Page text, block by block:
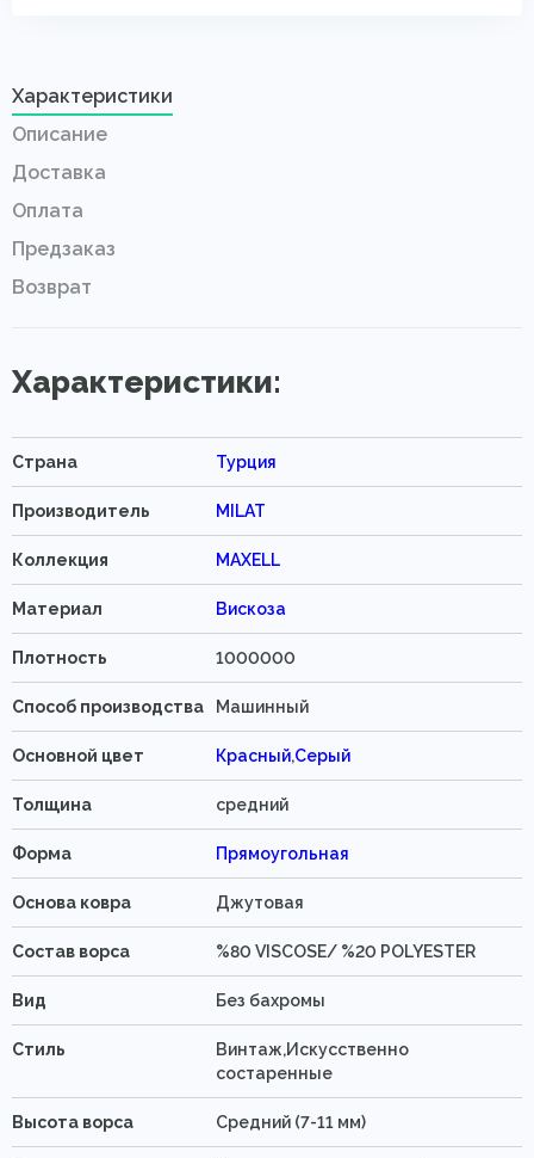
Характеристики
Описание
Доставка
Оплата
Предзаказ
Возврат
Характеристики:
Страна Турция
Производитель MILAT
Коллекция MAXELL
Материал Вискоза
Плотность 1000000
Способ производства Машинный
Основной цвет Красный,Серый
Толщина средний
Форма Прямоугольная
Основа ковра Джутовая
Состав ворса %80 VISCOSE/ %20 POLYESTER
Вид Без бахромы
Стиль
Винтаж,Искусственно
состаренные
Высота ворса Средний (7-11 мм)